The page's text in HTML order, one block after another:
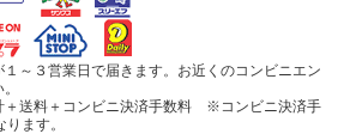
～３営業日で届きます。お近くのコンビニエン
＋送料＋コンビニ決済手数料 ※コンビニ決済手
ます。